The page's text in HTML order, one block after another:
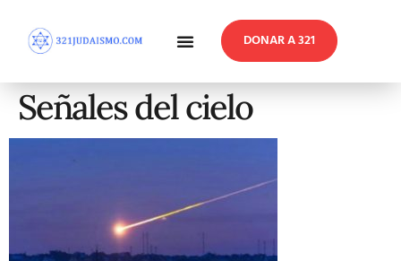
DONAR A 321
Señales del cielo